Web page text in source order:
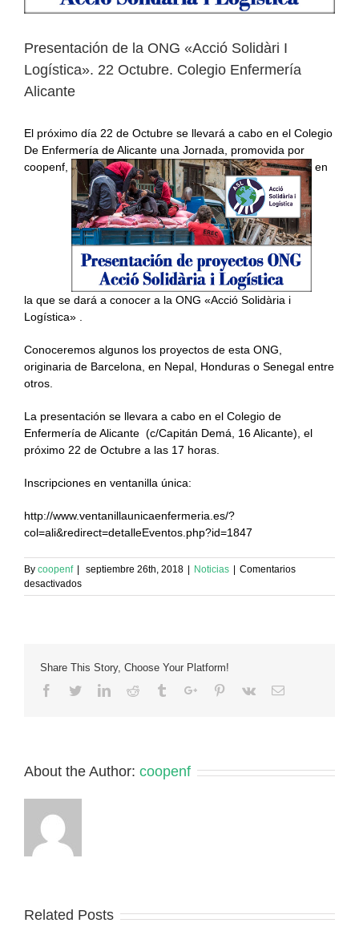
Presentación de la ONG «Acció Solidàri I
Logística». 22 Octubre. Colegio Enfermería
Alicante
El próximo día 22 de Octubre se llevará a cabo en el Colegio
De Enfermería de Alicante una Jornada, promovida por
coopenf,
en
la que se dará a conocer a la ONG «Acció Solidària i
Logística» .
Conoceremos algunos los proyectos de esta ONG,
originaria de Barcelona, en Nepal, Honduras o Senegal entre
otros.
La presentación se llevara a cabo en el Colegio de
Enfermería de Alicante (c/Capitán Demá, 16 Alicante), el
próximo 22 de Octubre a las 17 horas.
Inscripciones en ventanilla única:
http://www.ventanillaunicaenfermeria.es/?
col=ali&redirect=detalleEventos.php?id=1847
By coopenf septiembre 26th, 2018 Noticias
Comentarios
desactivadosen
Presentación
Solidàri
Logística».
Alicante
Share This Story, Choose Your Platform!
Facebook
TwitterLinkedinReddit TumblrGoogle+Pinterest
Vk Email
About the Author: coopenf
Related Posts